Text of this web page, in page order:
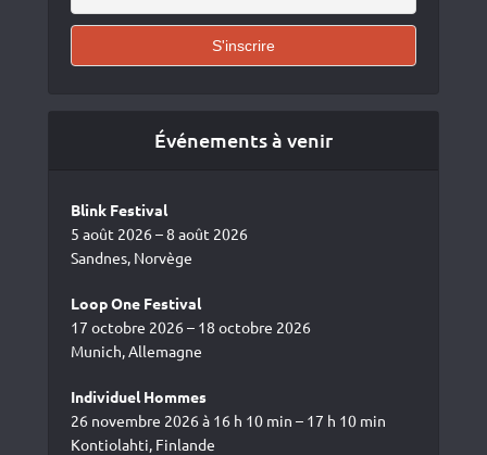
Événements à venir
Blink Festival
5 août 2026 – 8 août 2026
Sandnes, Norvège
Loop One Festival
17 octobre 2026 – 18 octobre 2026
Munich, Allemagne
Individuel Hommes
26 novembre 2026 à 16 h 10 min – 17 h 10 min
Kontiolahti, Finlande